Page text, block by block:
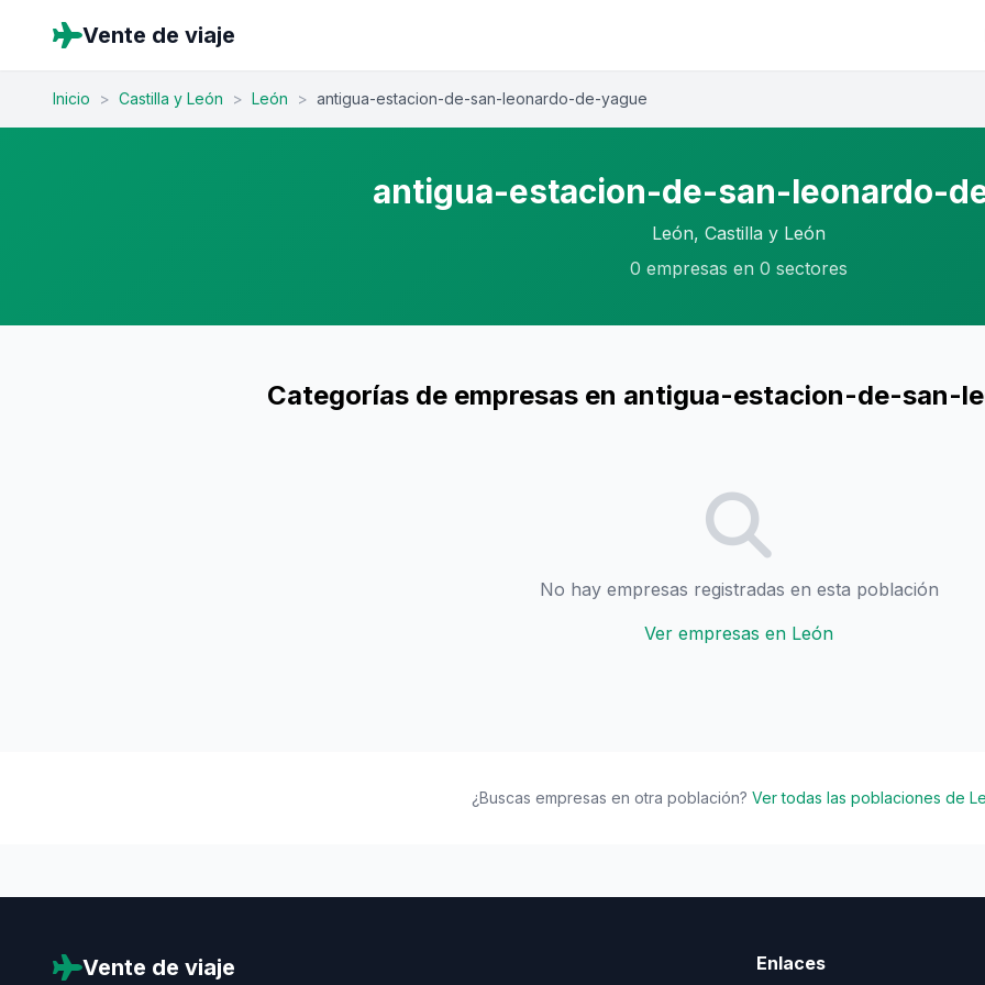
Vente de viaje
Inicio > Castilla y León > León > antigua-estacion-de-san-leonardo-de-yague
antigua-estacion-de-san-leonardo-
León, Castilla y León
0 empresas en 0 sectores
Categorías de empresas en antigua-estacion-de-san-
No hay empresas registradas en esta población
Ver empresas en León
¿Buscas empresas en otra población? Ver todas las poblaciones de
Vente de viaje Enlaces